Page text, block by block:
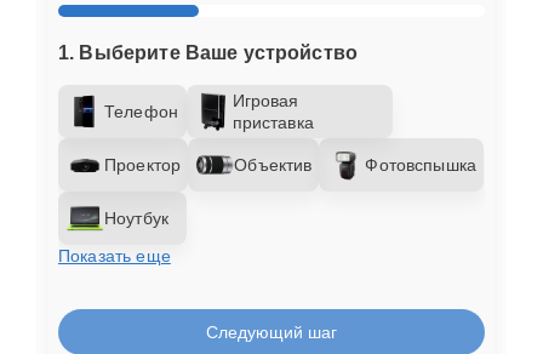
1. Выберите Ваше устройство
Телефон
Игровая
приставка
Проектор Объектив Фотовспышка
Ноутбук
Показать еще
Следующий шаг